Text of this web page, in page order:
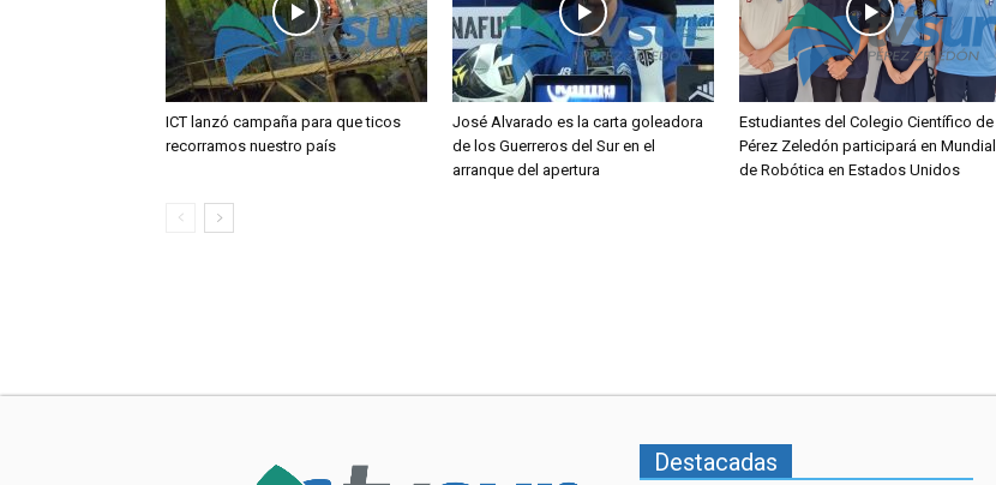
ICT lanzó campaña para que ticos
recorramos nuestro país
José Alvarado es la carta goleadora
de los Guerreros del Sur en el
arranque del apertura
Estudiantes del Colegio Científico de
Pérez Zeledón participará en Mundial
de Robótica en Estados Unidos
Destacadas